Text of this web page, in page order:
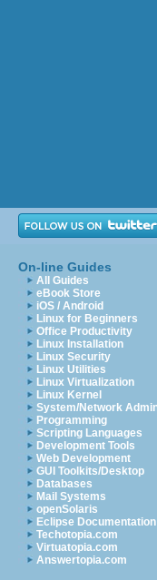
On-line Guides
All Guides
eBook Store
iOS / Android
Linux for Beginners
Office Productivity
Linux Installation
Linux Security
Linux Utilities
Linux Virtualization
Linux Kernel
System/Network
Programming
Scripting Languages
Development Tools
Web Development
GUI Toolkits/Desktop
Databases
Mail Systems
openSolaris
Eclipse Documentation
Techotopia.com
Virtuatopia.com
Answertopia.com